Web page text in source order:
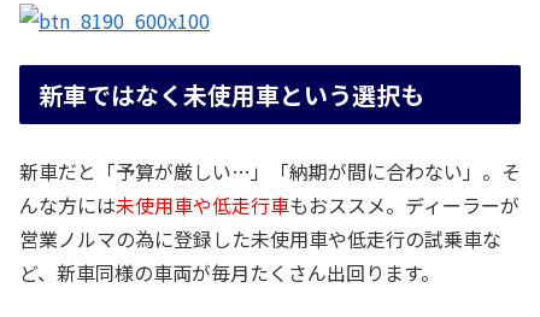
新車ではなく未使用車という選択も
新車だと「予算が厳しい…」「納期が間に合わない」。そ
んな方には未使用車や低走行車もおススメ。ディーラーが
営業ノルマの為に登録した未使用車や低走行の試乗車な
ど、新車同様の車両が毎月たくさん出回ります。